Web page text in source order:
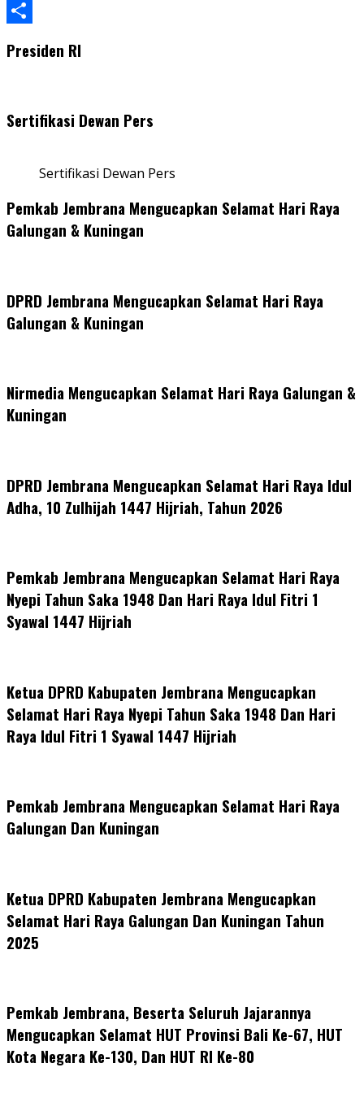
WhatsApp
Presiden RI
Sertifikasi Dewan Pers
Sertifikasi Dewan Pers
Pemkab Jembrana Mengucapkan Selamat Hari Raya
Galungan & Kuningan
DPRD Jembrana Mengucapkan Selamat Hari Raya
Galungan & Kuningan
Nirmedia Mengucapkan Selamat Hari Raya Galungan &
Kuningan
DPRD Jembrana Mengucapkan Selamat Hari Raya Idul
Adha, 10 Zulhijah 1447 Hijriah, Tahun 2026
Pemkab Jembrana Mengucapkan Selamat Hari Raya
Nyepi Tahun Saka 1948 Dan Hari Raya Idul Fitri 1
Syawal 1447 Hijriah
Ketua DPRD Kabupaten Jembrana Mengucapkan
Selamat Hari Raya Nyepi Tahun Saka 1948 Dan Hari
Raya Idul Fitri 1 Syawal 1447 Hijriah
Pemkab Jembrana Mengucapkan Selamat Hari Raya
Galungan Dan Kuningan
Ketua DPRD Kabupaten Jembrana Mengucapkan
Selamat Hari Raya Galungan Dan Kuningan Tahun
2025
Pemkab Jembrana, Beserta Seluruh Jajarannya
Mengucapkan Selamat HUT Provinsi Bali Ke-67, HUT
Kota Negara Ke-130, Dan HUT RI Ke-80